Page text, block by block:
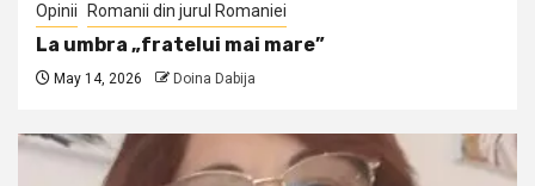
Opinii Romanii din jurul Romaniei
La umbra „fratelui mai mare”
May 14, 2026 Doina Dabija